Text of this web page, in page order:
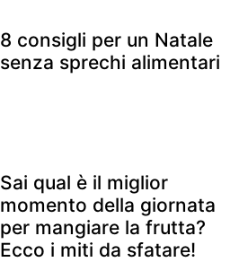
8 consigli per un Natale
senza sprechi alimentari
Sai qual è il miglior
momento della giornata
per mangiare la frutta?
Ecco i miti da sfatare!